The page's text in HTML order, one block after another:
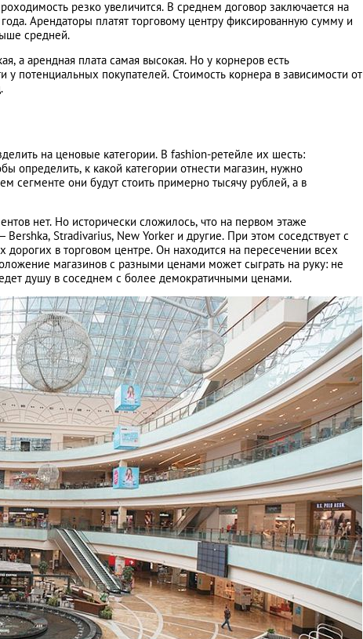
резко увеличится. В среднем договор заключается на
Арендаторы платят торговому центру фиксированную сумму и
средней.
арендная плата самая высокая. Но у корнеров есть
потенциальных покупателей. Стоимость корнера в зависимости от
на ценовые категории. В fashion-ретейле их шесть:
к какой категории отнести магазин, нужно
сегменте они будут стоить примерно тысячу рублей, а в
нет. Но исторически сложилось, что на первом этаже
Stradivarius, New Yorker и другие. При этом соседствует с
в торговом центре. Он находится на пересечении всех
магазинов с разными ценами может сыграть на руку: не
душу в соседнем с более демократичными ценами.